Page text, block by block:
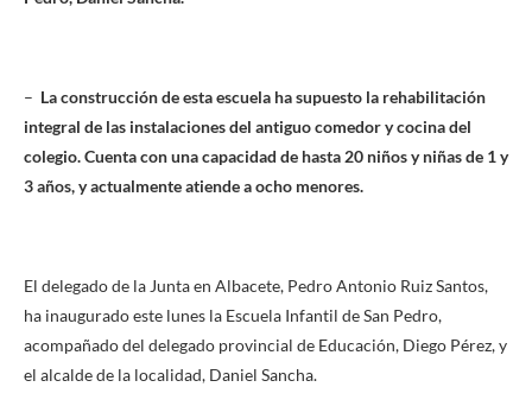
– La construcción de esta escuela ha supuesto la rehabilitación
integral de las instalaciones del antiguo comedor y cocina del
colegio. Cuenta con una capacidad de hasta 20 niños y niñas de 1 y
3 años, y actualmente atiende a ocho menores.
El delegado de la Junta en Albacete, Pedro Antonio Ruiz Santos,
ha inaugurado este lunes la Escuela Infantil de San Pedro,
acompañado del delegado provincial de Educación, Diego Pérez, y
el alcalde de la localidad, Daniel Sancha.